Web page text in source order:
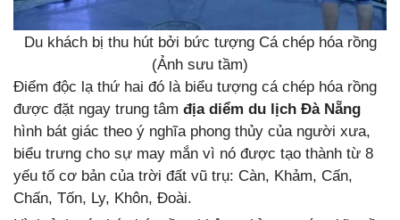
Du khách bị thu hút bởi bức tượng Cá chép hóa rồng
(Ảnh sưu tầm)
Điểm độc lạ thứ hai đó là biểu tượng cá chép hóa rồng
được đặt ngay trung tâm địa diểm du lịch Đà Nẵng
hình bát giác theo ý nghĩa phong thủy của người xưa,
biểu trưng cho sự may mắn vì nó được tạo thành từ 8
yếu tố cơ bản của trời đất vũ trụ: Càn, Khảm, Cấn,
Chấn, Tốn, Ly, Khôn, Đoài.